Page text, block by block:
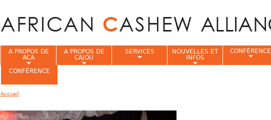
A PROPOS DE
ACA
A PROPOS DE
CAJOU
SERVICES
NOUVELLES ET
INFOS
CONFÉRENCE
CONFÉRENCE
Accueil